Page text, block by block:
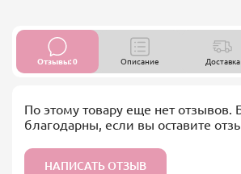
Отзывы: 0 Описание Доставка
По этому товару еще нет отзывов.
благодарны, если вы оставите
НАПИСАТЬ ОТЗЫВ